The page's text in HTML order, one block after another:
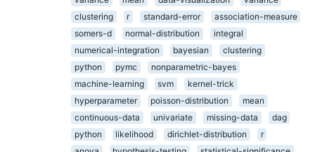
clustering
r standard-error
association-measure
somers-d
normal-distribution
integral
numerical-integration
bayesian
clustering
python
pymc
nonparametric-bayes
machine-learning
svm
kernel-trick
hyperparameter
poisson-distribution
mean
continuous-data
univariate missing-data
dag
python
likelihood dirichlet-distribution
r